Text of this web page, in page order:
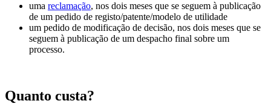
uma reclamação, nos dois meses que se seguem à publicação
de um pedido de registo/patente/modelo de utilidade
um pedido de modificação de decisão, nos dois meses que se
seguem à publicação de um despacho final sobre um
processo.
Quanto custa?